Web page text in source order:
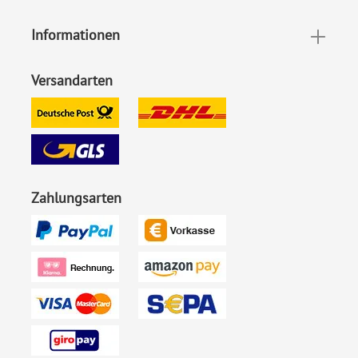
Informationen
Versandarten
Zahlungsarten